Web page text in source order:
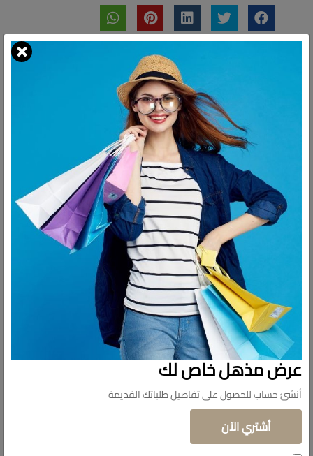
وصف
بونسيرا الدو مكونة من 10 قطع مصنوعة من الستانلس ستيل عالي الجودة،
تجمع هذه المجموعة متعددة الاستخدامات بين المتانة والأناقة، مما
يضمن أداءً يدوم طويلاً في مطبخك. تتضمن المجموعة قطع أواني طهي
أساسية مصممة لتلبية جميع احتياجات الطبخ الخاصة بك، من الحساء على نار
هادئة إلى اللحوم المشوية.
عرض مذهل خاص لك
أنشئ حساب للحصول على تفاصيل طلباتك القديمة
أشتري الآن